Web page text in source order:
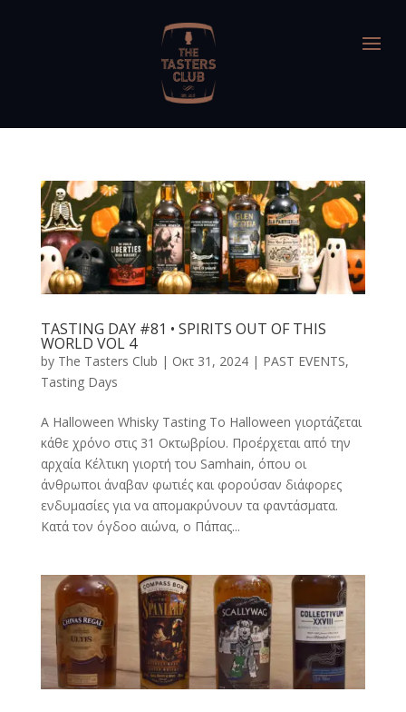
TASTING DAY #81 • SPIRITS OUT OF THIS
WORLD VOL 4
by The Tasters Club | Οκτ 31, 2024| PAST EVENTS,
Tasting Days
A Halloween Whisky Tasting Το Halloween γιορτάζεται
κάθε χρόνο στις 31 Οκτωβρίου. Προέρχεται από την
αρχαία Κέλτικη γιορτή του Samhain, όπου οι
άνθρωποι άναβαν φωτιές και φορούσαν διάφορες
ενδυμασίες για να απομακρύνουν τα φαντάσματα.
Κατά τον όγδοο αιώνα, ο Πάπας...